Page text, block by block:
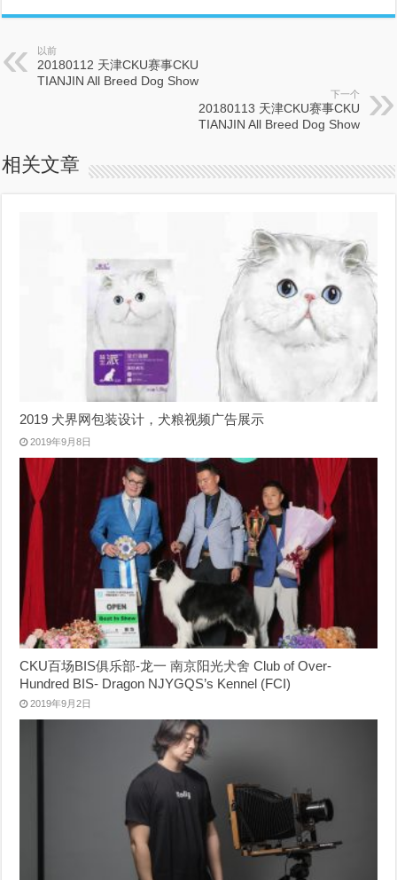
以前
20180112 天津CKU赛事CKU
TIANJIN All Breed Dog Show
下一个
20180113 天津CKU赛事CKU
TIANJIN All Breed Dog Show
相关文章
2019 犬界网包装设计，犬粮视频广告展示
2019年9月8日
CKU百场BIS俱乐部-龙一 南京阳光犬舍 Club of Over-
Hundred BIS- Dragon NJYGQS’s Kennel (FCI)
2019年9月2日